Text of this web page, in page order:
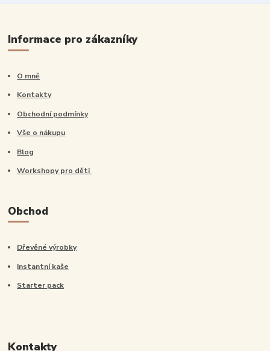
Informace pro zákazníky
O mně
Kontakty
Obchodní podmínky
Vše o nákupu
Blog
Workshopy pro děti
Obchod
Dřevěné výrobky
Instantní kaše
Starter pack
Kontakty